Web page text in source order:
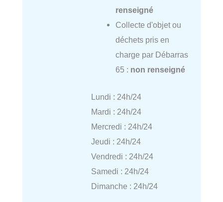
renseigné
Collecte d'objet ou
déchets pris en
charge par Débarras
65 : non renseigné
Lundi : 24h/24
Mardi : 24h/24
Mercredi : 24h/24
Jeudi : 24h/24
Vendredi : 24h/24
Samedi : 24h/24
Dimanche : 24h/24